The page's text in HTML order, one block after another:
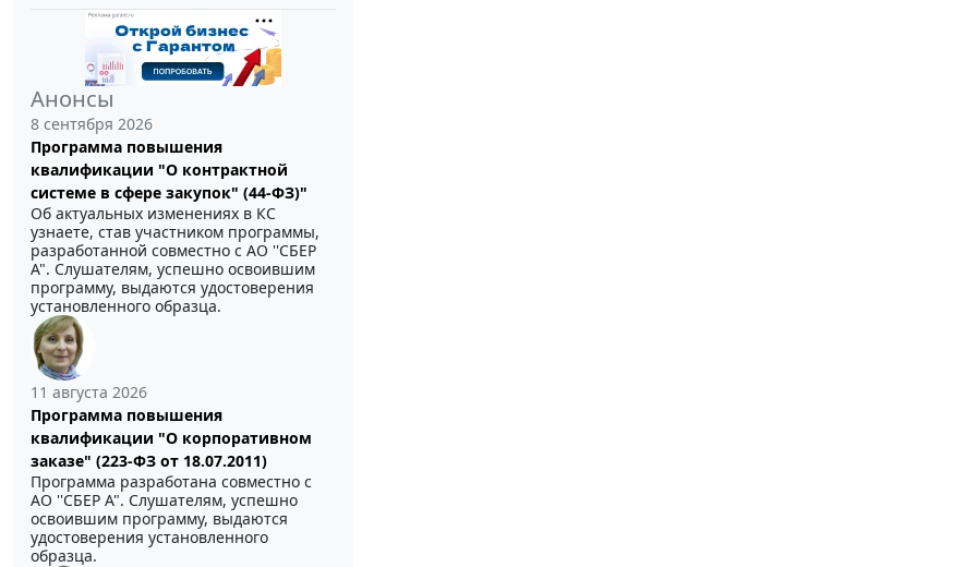
Анонсы
8 сентября 2026
Программа повышения
квалификации "О контрактной
системе в сфере закупок" (44-ФЗ)"
Об актуальных изменениях в КС
узнаете, став участником программы,
разработанной совместно с АО ''СБЕР
А". Слушателям, успешно освоившим
программу, выдаются удостоверения
установленного образца.
11 августа 2026
Программа повышения
квалификации "О корпоративном
заказе" (223-ФЗ от 18.07.2011)
Программа разработана совместно с
АО ''СБЕР А". Слушателям, успешно
освоившим программу, выдаются
удостоверения установленного
образца.